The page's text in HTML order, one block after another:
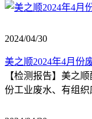
2024/04/30
美之顺2024年4月份
【检测报告】美之
份工业废水、有组织